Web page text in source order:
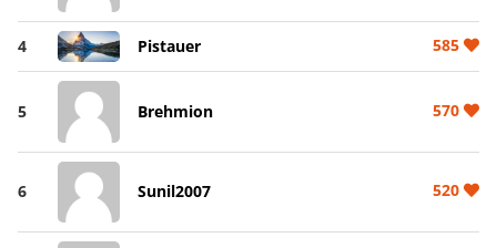
4 Pistauer 585
5 Brehmion 570
6 Sunil2007 520